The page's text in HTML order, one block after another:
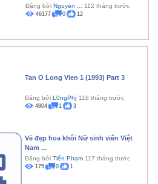
Đăng bởi Nguyen ... 112 tháng trước
46177 0 12
Tan O Long Vien 1 (1993) Part 3
Đăng bởi L0ngPhj 118 tháng trước
4804 1 3
Vẻ đẹp hoa khôi Nữ sinh viên Việt
Nam ...
Đăng bởi Tiến Phạm 117 tháng trước
175 0 1